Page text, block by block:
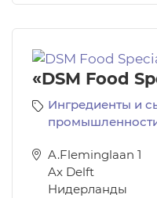
«DSM Food
Ингредиенты и
A.Fleminglaan 1
Ax Delft
Нидерланды